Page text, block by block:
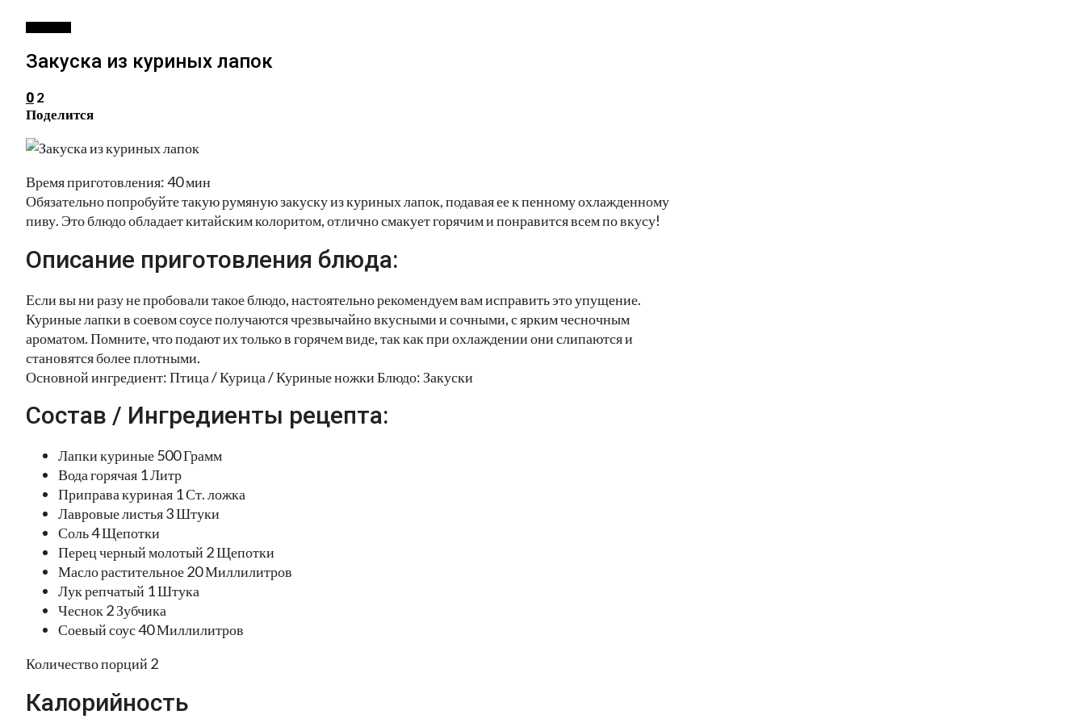
Закуска из куриных лапок
0 2
Поделится
Время приготовления: 40 мин
Обязательно попробуйте такую румяную закуску из куриных лапок, подавая ее к пенному охлажденному
пиву. Это блюдо обладает китайским колоритом, отлично смакует горячим и понравится всем по вкусу!
Описание приготовления блюда:
Если вы ни разу не пробовали такое блюдо, настоятельно рекомендуем вам исправить это упущение.
Куриные лапки в соевом соусе получаются чрезвычайно вкусными и сочными, с ярким чесночным
ароматом. Помните, что подают их только в горячем виде, так как при охлаждении они слипаются и
становятся более плотными.
Основной ингредиент: Птица / Курица / Куриные ножки Блюдо: Закуски
Состав / Ингредиенты рецепта:
Лапки куриные 500 Грамм
Вода горячая 1 Литр
Приправа куриная 1 Ст. ложка
Лавровые листья 3 Штуки
Соль 4 Щепотки
Перец черный молотый 2 Щепотки
Масло растительное 20 Миллилитров
Лук репчатый 1 Штука
Чеснок 2 Зубчика
Соевый соус 40 Миллилитров
Количество порций 2
Калорийность